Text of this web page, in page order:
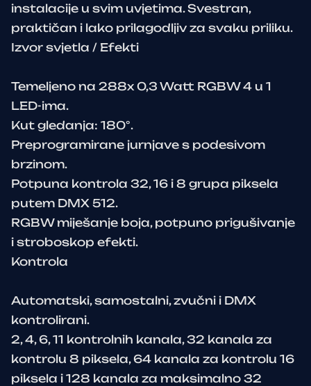
instalacije u svim uvjetima. Svestran,
praktičan i lako prilagodljiv za svaku priliku.
Izvor svjetla / Efekti
Temeljeno na 288x 0,3 Watt RGBW 4 u 1
LED-ima.
Kut gledanja: 180°.
Preprogramirane jurnjave s podesivom
brzinom.
Potpuna kontrola 32, 16 i 8 grupa piksela
putem DMX 512.
RGBW miješanje boja, potpuno prigušivanje
i stroboskop efekti.
Kontrola
Automatski, samostalni, zvučni i DMX
kontrolirani.
2, 4, 6, 11 kontrolnih kanala, 32 kanala za
kontrolu 8 piksela, 64 kanala za kontrolu 16
piksela i 128 kanala za maksimalno 32